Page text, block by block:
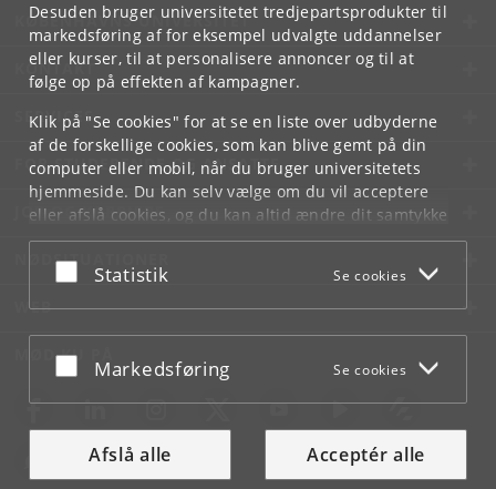
Desuden bruger universitetet tredjepartsprodukter til
markedsføring af for eksempel udvalgte uddannelser
eller kurser, til at personalisere annoncer og til at
følge op på effekten af kampagner.
Klik på "Se cookies" for at se en liste over udbyderne
af de forskellige cookies, som kan blive gemt på din
computer eller mobil, når du bruger universitetets
hjemmeside. Du kan selv vælge om du vil acceptere
eller afslå cookies, og du kan altid ændre dit samtykke
underCookie- og privatlivspolitiksom du finder i
bunden af hver side.
Acceptér eller afslå
Statistik Se cookies
Acceptér eller afslå
Markedsføring Se cookies
Afslå alle Acceptér alle
KØBENHAVNS UNIVERSITET
KONTAKT
SERVICES
FOR STUDERENDE OG ANSATTE
JOB OG KARRIERE
NØDSITUATIONER
WEB
MØD KU PÅ